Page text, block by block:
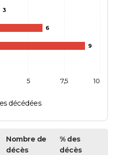
3
6
9
décédées
10
5 7,5
Nombre de
décès
% des
décès